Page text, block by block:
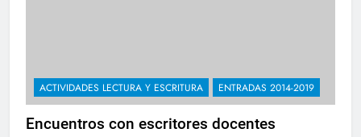
ACTIVIDADES LECTURA Y ESCRITURA ENTRADAS 2014-2019
Encuentros con escritores docentes